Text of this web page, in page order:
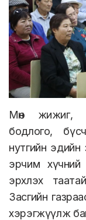
Мөн жижиг,
бодлого,
нутгийн эдийн
эрчим хүчний
эрхлэх
Засгийн
хэрэгжүүлж